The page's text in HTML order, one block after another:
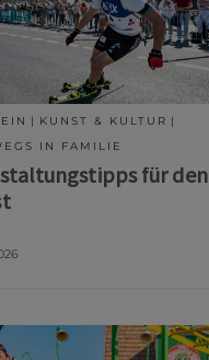
KUNST & KULTUR
IN FAMILIE
für den